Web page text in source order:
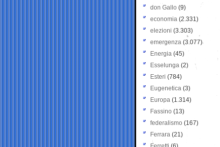
don Gallo (9)
economia (2.331)
elezioni (3.303)
emergenza (3.077)
Energia (45)
Esselunga (2)
Esteri (784)
Eugenetica (3)
Europa (1.314)
Fassino (13)
federalismo (167)
Ferrara (21)